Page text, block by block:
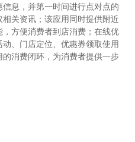
息，并第一时间进行点对点的
关资讯；该应用同时提供附近
方便消费者到店消费；在线优
、门店定位、优惠券领取使用
消费闭环，为消费者提供一步